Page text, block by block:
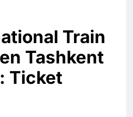
Train
Tashkent
Ticket